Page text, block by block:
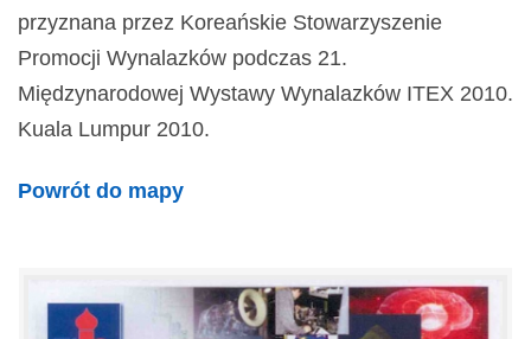
przyznana przez Koreańskie Stowarzyszenie
Promocji Wynalazków podczas 21.
Międzynarodowej Wystawy Wynalazków ITEX 2010.
Kuala Lumpur 2010.
Powrót do mapy